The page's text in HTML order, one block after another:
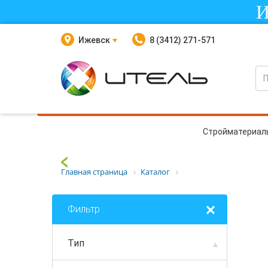
Ижевск 8 (3412) 271-571
Главная страница Каталог
Фильтр
Тип